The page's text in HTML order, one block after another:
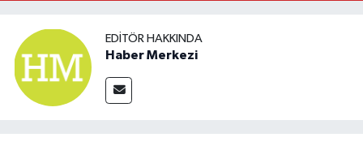
EDITÖR HAKKINDA
Haber Merkezi